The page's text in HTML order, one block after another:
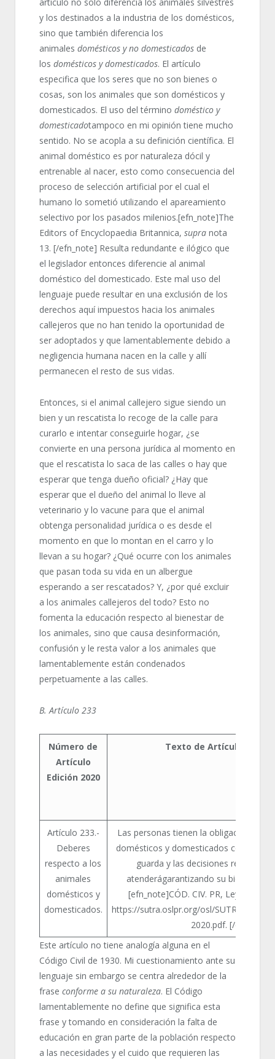
y los destinados a la industria de los domésticos,
sino que también diferencia los
animales domésticos y no domesticadosde
los domésticos y domesticados. El artículo
especifica que los seres que no son bienes o
cosas, son los animales que son domésticos y
domesticados. El uso del término doméstico y
domesticadotampoco en mi opinión tiene mucho
sentido. No se acopla a su definición científica. El
animal doméstico es por naturaleza dócil y
entrenable al nacer, esto como consecuencia del
proceso de selección artificial por el cual el
humano lo sometió utilizando el apareamiento
selectivo por los pasados milenios.[efn_note]The
Editors of Encyclopaedia Britannica, supranota
13. [/efn_note] Resulta redundante e ilógico que
el legislador entonces diferencie al animal
doméstico del domesticado. Este mal uso del
lenguaje puede resultar en una exclusión de los
derechos aquí impuestos hacia los animales
callejeros que no han tenido la oportunidad de
ser adoptados y que lamentablemente debido a
negligencia humana nacen en la calle y allí
permanecen el resto de sus vidas.
Entonces, si el animal callejero sigue siendo un
bien y un rescatista lo recoge de la calle para
curarlo e intentar conseguirle hogar, ¿se
convierte en una persona jurídica al momento en
que el rescatista lo saca de las calles o hay que
esperar que tenga dueño oficial? ¿Hay que
esperar que el dueño del animal lo lleve al
veterinario y lo vacune para que el animal
obtenga personalidad jurídica o es desde el
momento en que lo montan en el carro y lo
llevan a su hogar? ¿Qué ocurre con los animales
que pasan toda su vida en un albergue
esperando a ser rescatados? Y, ¿por qué excluir
a los animales callejeros del todo? Esto no
fomenta la educación respecto al bienestar de
los animales, sino que causa desinformación,
confusión y le resta valor a los animales que
lamentablemente están condenados
perpetuamente a las calles.
B. Artículo 233
Número de
Artículo
Edición 2020
Texto de Artículo
Artículo 233.-
Deberes
respecto a los
animales
domésticos y
domesticados.
Las personas tienen la obligación de
domésticos y domesticados conforme
guarda y las decisiones
atenderágarantizando su bienestar y
[efn_note]CÓD. CIV. PR, Ley Núm.
https://sutra.oslpr.org/osl/SUTRA/
2020.pdf. [/efn_note]
Este artículo no tiene analogía alguna en el
Código Civil de 1930. Mi cuestionamiento ante su
lenguaje sin embargo se centra alrededor de la
frase conforme a su naturaleza. El Código
lamentablemente no define que significa esta
frase y tomando en consideración la falta de
educación en gran parte de la población respecto
a las necesidades y el cuido que requieren las